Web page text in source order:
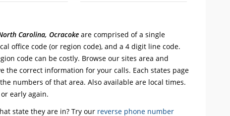
Carolina, Ocracoke are comprised of a single
office code (or region code), and a 4 digit line code.
code can be costly. Browse our sites area and
the correct information for your calls. Each states page
numbers of that area. Also available are local times.
early again.
state they are in? Try our reverse phone number